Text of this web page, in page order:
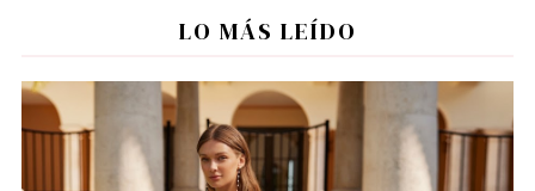
LO MÁS LEÍDO